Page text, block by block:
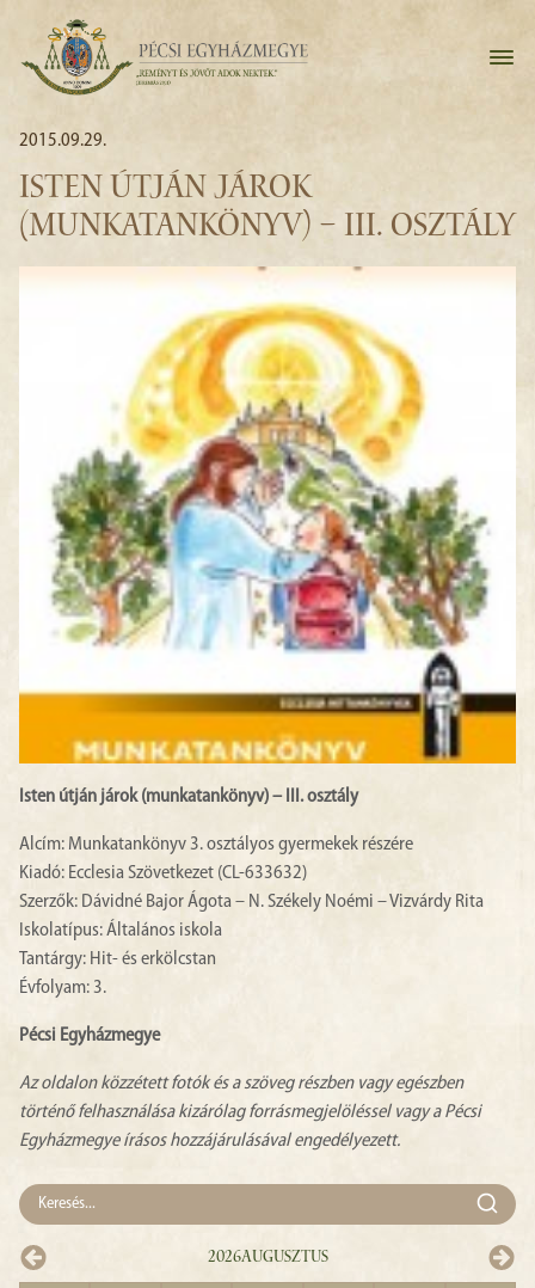
2015.09.29.
ISTEN ÚTJÁN JÁROK
(MUNKATANKÖNYV) – III. OSZTÁLY
Isten útján járok (munkatankönyv) – III. osztály
Alcím: Munkatankönyv 3. osztályos gyermekek részére
Kiadó: Ecclesia Szövetkezet (CL-633632)
Szerzők: Dávidné Bajor Ágota – N. Székely Noémi – Vizvárdy Rita
Iskolatípus: Általános iskola
Tantárgy: Hit- és erkölcstan
Évfolyam: 3.
Pécsi Egyházmegye
Az oldalon közzétett fotók és a szöveg részben vagy egészben
történő felhasználása kizárólag forrásmegjelöléssel vagy a Pécsi
Egyházmegye írásos hozzájárulásával engedélyezett.
2026Augusztus